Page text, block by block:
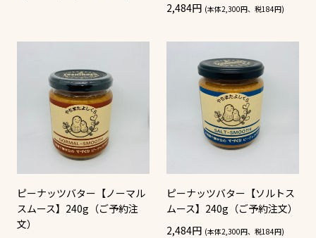
2,484円 (本体2,300円、税184円)
ピーナッツバター【ノーマル
スムース】240g（ご予約注
文）
ピーナッツバター【ソルトス
ムース】240g（ご予約注文）
2,484円 (本体2,300円、税184円)